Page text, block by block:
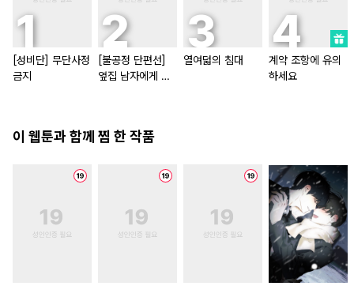
[성비단] 무단사정
금지
[불공정 단편선]
옆집 남자에게 잘
열여덟의 침대
계약 조항에 유의
하세요
이 웹툰과 함께 찜 한 작품